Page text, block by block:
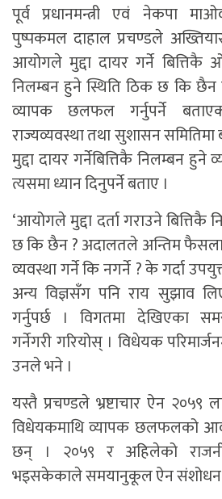
पूर्व प्रधानमन्त्री एवं नेकपा
पुष्पकमल दाहाल प्रचण्डले
आयोगले मुद्दा दायर गर्ने बित्तिकै
निलम्बन हुने स्थिति ठिक छ कि छैन
व्यापक छलफल गर्नुपर्ने
राज्यव्यवस्था तथा सुशासन
मुद्दा दायर गर्नेबित्तिकै निलम्बन
त्यसमा ध्यान दिनुपर्ने बताए ।
‘आयोगले मुद्दा दर्ता गराउने
छ कि छैन ? अदालतले अन्तिम
व्यवस्था गर्ने कि नगर्ने ? के गर्दा
अन्य विज्ञसँग पनि राय सुझाव
गर्नुपर्छ । विगतमा देखिएका
गर्नेगरी गरियोस् । विधेयक
उनले भने ।
यस्तै प्रचण्डले भ्रष्टाचार ऐन २०५९
विधेयकमाथि व्यापक छलफलको
छन् । २०५९ र अहिलेको
भइसकेकाले समयानुकूल ऐन संशोधन